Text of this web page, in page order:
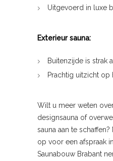
Uitgevoerd in luxe
Exterieur sauna:
Buitenzijde is strak
Prachtig uitzicht op
Wilt u meer weten
designsauna of
sauna aan te
op voor een afspraak
Saunabouw Brabant